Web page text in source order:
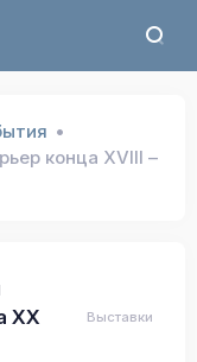
конца XVIII –
XX
Выставки